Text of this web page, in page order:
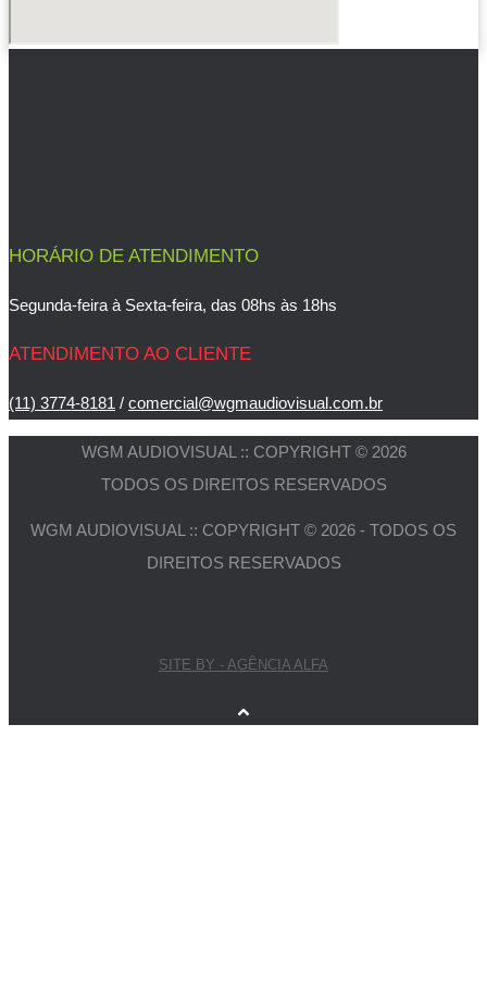
HORÁRIO DE ATENDIMENTO
Segunda-feira à Sexta-feira, das 08hs às 18hs
ATENDIMENTO AO CLIENTE
(11) 3774-8181 / comercial@wgmaudiovisual.com.br
WGM AUDIOVISUAL :: COPYRIGHT © 2026
TODOS OS DIREITOS RESERVADOS
WGM AUDIOVISUAL :: COPYRIGHT © 2026 - TODOS OS
DIREITOS RESERVADOS
SITE BY - AGÊNCIA ALFA